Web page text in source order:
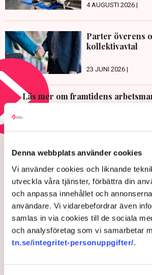
Denna webbplats använder cookies
Vi använder cookies och liknande
utveckla våra tjänster, förbättra din
och anpassa innehållet och
användare. Vi vidarebefordrar även
samlas in via cookies till de sociala
och analysföretag som vi samarbetar
tn.se/integritet-personuppgifter/.
4 AUGUSTI 2026 |
Parter överens
kollektivavtal
23 JUNI 2026 |
Läs mer om framtidens
REGELKRÅNGLET
Ultimatumet: Bort
markisen eller ingen
uteservering –